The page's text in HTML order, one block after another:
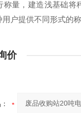
称量，建造浅基础将
户提供不同形式的称
价